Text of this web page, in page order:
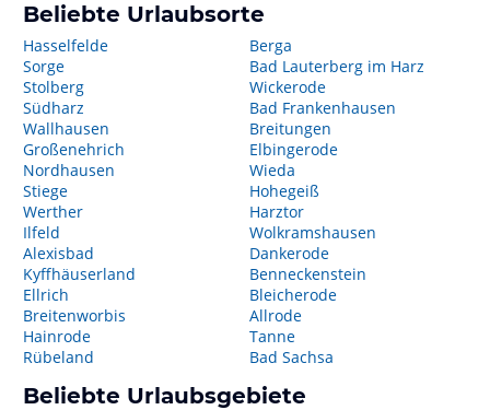
Beliebte Urlaubsorte
Hasselfelde
Sorge
Stolberg
Südharz
Wallhausen
Großenehrich
Nordhausen
Stiege
Werther
Ilfeld
Alexisbad
Kyffhäuserland
Ellrich
Breitenworbis
Hainrode
Rübeland
Berga
Bad Lauterberg im Harz
Wickerode
Bad Frankenhausen
Breitungen
Elbingerode
Wieda
Hohegeiß
Harztor
Wolkramshausen
Dankerode
Benneckenstein
Bleicherode
Allrode
Tanne
Bad Sachsa
Beliebte Urlaubsgebiete